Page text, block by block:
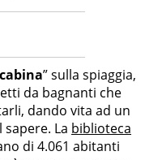
” sulla spiaggia,
da bagnanti che
dando vita ad un
La biblioteca
di 4.061 abitanti